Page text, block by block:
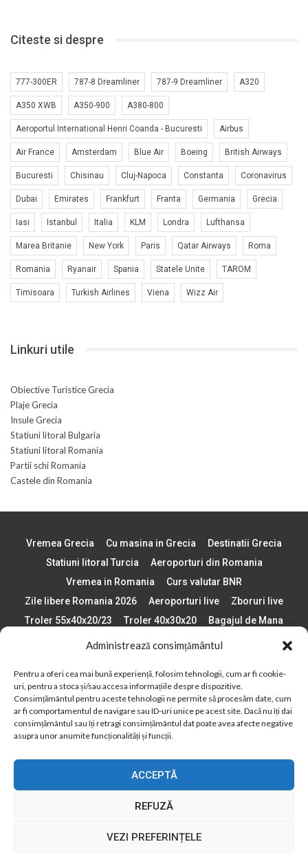
Administrează consimțământul
Pentru a oferi cea mai bună experiență, folosim tehnologii, cum ar fi cookie-
uri, pentru a stoca și/sau accesa informațiile despre dispozitive.
Consimțământul pentru aceste tehnologii ne permite să procesăm date, cum
ar fi comportamentul de navigare sau ID-uri unice pe acest site. Dacă nu îți dai
consimțământul sau îți retragi consimțământul dat poate avea afecte negative
asupra unor anumite funcționalități și funcții.
ACCEPTĂ
REFUZĂ
VEZI PREFERINȚELE
Citeste si despre
777-300ER 787-8 Dreamliner 787-9 Dreamliner A320
A350 XWB A350-900 A380-800
Aeroportul International Henri Coanda - Bucuresti Airbus
Air France Amsterdam Blue Air Boeing British Airways
Bucuresti Chisinau Cluj-Napoca Constanta Coronavirus
Dubai Emirates Frankfurt Franta Germania Grecia
Iasi Istanbul Italia KLM Londra Lufthansa
Marea Britanie New York Paris Qatar Airways Roma
Romania Ryanair Spania Statele Unite TAROM
Timisoara Turkish Airlines Viena Wizz Air
Linkuri utile
Obiective Turistice Grecia
Plaje Grecia
Insule Grecia
Statiuni litoral Bulgaria
Statiuni litoral Romania
Partii schi Romania
Castele din Romania
Vremea Grecia Cu masina in Grecia
Destinatii Grecia
Statiuni litoral Turcia
Aeroporturi din Romania
Vremea in Romania
Curs valutar BNR
Zile libere Romania 2026
Aeroporturi live
Zboruri live
Troler 55x40x20/23
Troler 40x30x20
Bagajul de Mana
Paste 2026
Cele mai bune telefoane
Plaje din Europa
Concerte Romania 2025
Asigurare de calatorie
Când se schimba ora în 2026
Calendar Formula 1 sezon 2026
Boarding Pass
Despre AirlinesTravel.ro
Politică cookie-uri (UE)
Cookie Policy (AU)
Politică cookie-uri (ZA)
Politică cookie-uri (Canada)
Politică cookie-uri (BR)
2012 - 2025 © Toate drepturile rezervate